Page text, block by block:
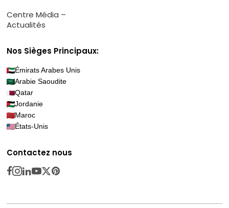
Centre Média –
Actualités
Nos Sièges Principaux:
Émirats Arabes Unis
Arabie Saoudite
Qatar
Jordanie
Maroc
États-Unis
Contactez nous